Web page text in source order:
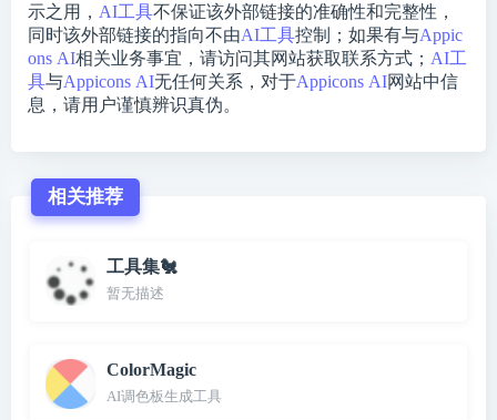
示之用， AI工具不保证该外部链接的准确性和完整性，
同时该外部链接的指向不由AI工具控制；如果有与Appic
ons AI相关业务事宜，请访问其网站获取联系方式； AI工
具与Appicons AI无任何关系，对于Appicons AI网站中信
息，请用户谨慎辨识真伪。
相关推荐
工具集🐔
暂无描述
ColorMagic
AI调色板生成工具